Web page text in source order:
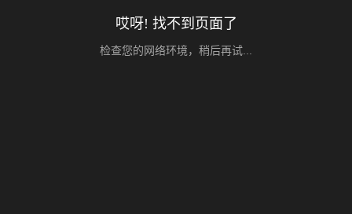
哎呀! 找不到页面了
检查您的网络环境，稍后再试...